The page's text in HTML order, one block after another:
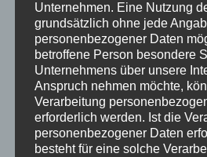
weiterlesen
admin Mai 2, 2015
Frühjahrsfest 2015
Unternehmen. Eine Nutzung
grundsätzlich ohne jede
personenbezogener Daten
betroffene Person besondere
Unternehmens über unsere
Anspruch nehmen möchte,
Verarbeitung
erforderlich werden. Ist die
personenbezogener Daten
besteht für eine solche